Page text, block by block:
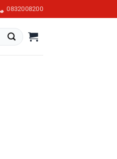
0832008200